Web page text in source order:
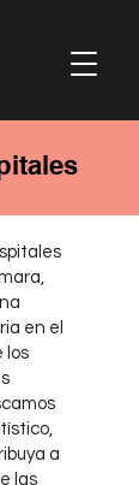
en el
los
a
las